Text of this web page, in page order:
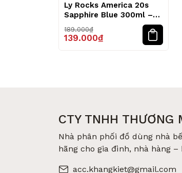
Ly Rocks America 20s
Sapphire Blue 300ml –
Bormioli Rocco
189.000₫
139.000₫
CTY TNHH THƯƠNG
Nhà phân phối đồ dùng nhà
hãng cho gia đình, nhà hàng –
acc.khangkiet@gmail.com